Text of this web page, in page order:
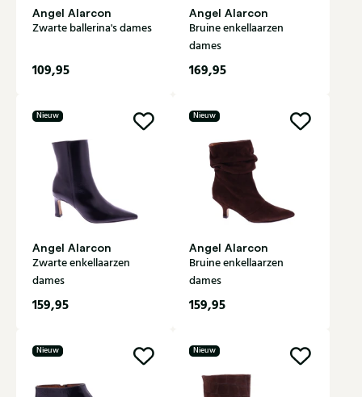
Angel Alarcon
Zwarte ballerina's dames
109,95
Angel Alarcon
Bruine enkellaarzen
dames
169,95
Nieuw
Angel Alarcon
Zwarte enkellaarzen
dames
159,95
Nieuw
Angel Alarcon
Bruine enkellaarzen
dames
159,95
Nieuw Nieuw